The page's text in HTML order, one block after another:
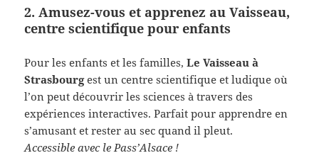
2. Amusez-vous et apprenez au Vaisseau,
centre scientifique pour enfants
Pour les enfants et les familles,Le Vaisseau à
Strasbourgest un centre scientifique et ludique où
l’on peut découvrir les sciences à travers des
expériences interactives. Parfait pour apprendre en
s’amusant et rester au sec quand il pleut.
Accessible avec le Pass’Alsace !